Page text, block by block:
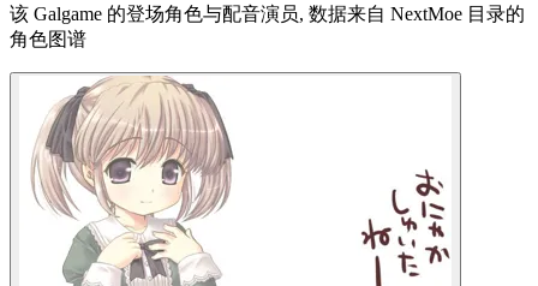
该 Galgame 的登场角色与配音演员, 数据来自 NextMoe 目录的
角色图谱